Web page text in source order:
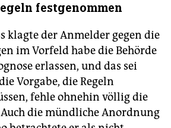
festgenommen
klagte der Anmelder gegen die
im Vorfeld habe die Behörde
erlassen, und das sei
Vorgabe, die Regeln
fehle ohnehin völlig die
die mündliche Anordnung